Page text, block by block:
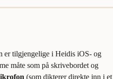
er tilgjengelige i Heidis iOS- og
måte som på skrivebordet og
(som dikterer direkte inn i et